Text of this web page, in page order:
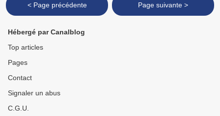
< Page précédente Page suivante >
Hébergé par Canalblog
Top articles
Pages
Contact
Signaler un abus
C.G.U.